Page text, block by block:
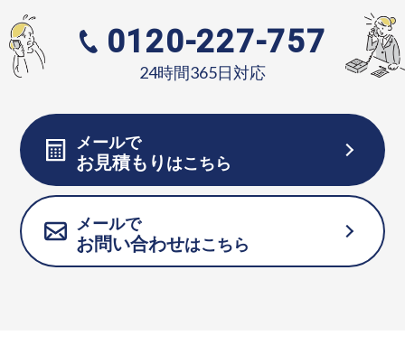
0120-227-757
24時間365日対応
メールで
お見積もりはこちら
メールで
お問い合わせはこちら